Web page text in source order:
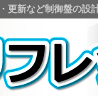
更新など制御盤の